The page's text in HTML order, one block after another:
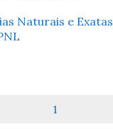
Naturais e Exatas